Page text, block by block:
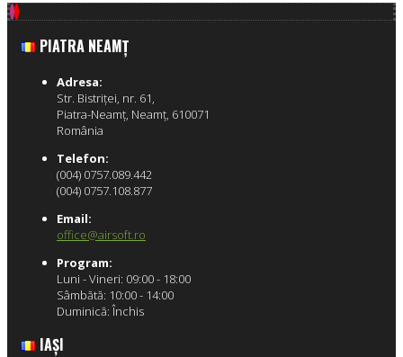
PIATRA NEAMŢ
Adresa:
Str. Bistriţei, nr. 61,
Piatra-Neamţ, Neamţ, 610071
România
Telefon:
(004) 0757.089.442
(004) 0757.108.877
Email:
office@airsoft.ro
Program:
Luni - Vineri: 09:00 - 18:00
Sâmbătă: 10:00 - 14:00
Duminică: Închis
IAŞI